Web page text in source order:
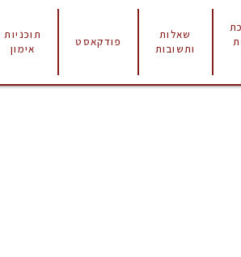
תוכניות
אימון
פודקאסט
שאלות
ותשובות